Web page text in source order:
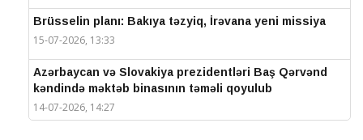
Brüsselin planı: Bakıya təzyiq, İrəvana yeni missiya
15-07-2026, 13:33
Azərbaycan və Slovakiya prezidentləri Baş Qərvənd
kəndində məktəb binasının təməli qoyulub
14-07-2026, 14:27